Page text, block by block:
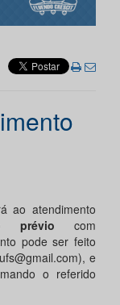
ao atendimento
prévio com
pode ser feito
e
o referido